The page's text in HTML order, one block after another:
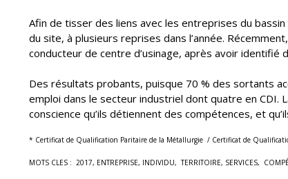
Afin de tisser des liens avec les entreprises du
du site, à plusieurs reprises dans l’année.
conducteur de centre d’usinage, après avoir identifié
Des résultats probants, puisque 70 % des sortants
emploi dans le secteur industriel dont quatre en CDI.
conscience qu’ils détiennent des compétences, et
* Certificat de Qualification Paritaire de la Métallurgie / Certificat de
MOTS CLES : 2017, ENTREPRISE, INDIVIDU, TERRITOIRE, SERVICES,